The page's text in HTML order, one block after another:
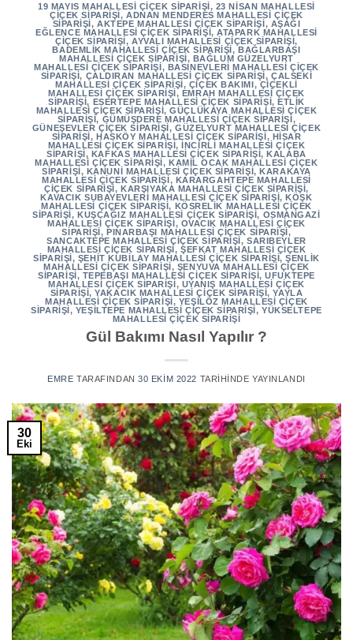
19 MAYIS MAHALLESI ÇIÇEK SIPARIŞI, 23 NISAN MAHALLESI
ÇIÇEK SIPARIŞI,ADNAN MENDERES MAHALLESI ÇIÇEK
SIPARIŞI,AKTEPE MAHALLESI ÇIÇEK SIPARIŞI, AŞAĞI
EĞLENCE MAHALLESI ÇIÇEK SIPARIŞI,ATAPARK MAHALLESI
ÇIÇEK SIPARIŞI,AYVALI MAHALLESI ÇIÇEK SIPARIŞI,
BADEMLIK MAHALLESI ÇIÇEK SIPARIŞI, BAĞLARBAŞI
MAHALLESI ÇIÇEK SIPARIŞI, BAĞLUM GÜZELYURT
MAHALLESI ÇIÇEK SIPARIŞI, BASINEVLERI MAHALLESI ÇIÇEK
SIPARIŞI, ÇALDIRAN MAHALLESI ÇIÇEK SIPARIŞI,ÇALSEKI
MAHALLESI ÇIÇEK SIPARIŞI, ÇIÇEK BAKIMI, ÇIÇEKLI
MAHALLESI ÇIÇEK SIPARIŞI, EMRAH MAHALLESI ÇIÇEK
SIPARIŞI, ESERTEPE MAHALLESI ÇIÇEK SIPARIŞI,ETLIK
MAHALLESI ÇIÇEK SIPARIŞI,GÜÇLÜKAYA MAHALLESI ÇIÇEK
SIPARIŞI, GÜMÜŞDERE MAHALLESI ÇIÇEK SIPARIŞI,
GÜNEŞEVLER ÇIÇEK SIPARIŞI,GÜZELYURT MAHALLESI ÇIÇEK
SIPARIŞI,HASKÖY MAHALLESI ÇIÇEK SIPARIŞI, HISAR
MAHALLESI ÇIÇEK SIPARIŞI,İNCIRLI MAHALLESI ÇIÇEK
SIPARIŞI, KAFKAS MAHALLESI ÇIÇEK SIPARIŞI,KALABA
MAHALLESI ÇIÇEK SIPARIŞI, KAMIL OCAK MAHALLESI ÇIÇEK
SIPARIŞI, KANUNI MAHALLESI ÇIÇEK SIPARIŞI,KARAKAYA
MAHALLESI ÇIÇEK SIPARIŞI, KARARGAHTEPE MAHALLESI
ÇIÇEK SIPARIŞI,KARŞIYAKA MAHALLESI ÇIÇEK SIPARIŞI,
KAVACIK SUBAYEVLERI MAHALLESI ÇIÇEK SIPARIŞI,KÖŞK
MAHALLESI ÇIÇEK SIPARIŞI, KÖSRELIK MAHALLESI ÇIÇEK
SIPARIŞI, KUŞCAĞIZ MAHALLESI ÇIÇEK SIPARIŞI, OSMANGAZI
MAHALLESI ÇIÇEK SIPARIŞI, OVACIK MAHALLESI ÇIÇEK
SIPARIŞI, PINARBAŞI MAHALLESI ÇIÇEK SIPARIŞI,
SANCAKTEPE MAHALLESI ÇIÇEK SIPARIŞI,SARIBEYLER
MAHALLESI ÇIÇEK SIPARIŞI,ŞEFKAT MAHALLESI ÇIÇEK
SIPARIŞI, ŞEHIT KUBILAY MAHALLESI ÇIÇEK SIPARIŞI,ŞENLIK
MAHALLESI ÇIÇEK SIPARIŞI, ŞENYUVA MAHALLESI ÇIÇEK
SIPARIŞI, TEPEBAŞI MAHALLESI ÇIÇEK SIPARIŞI,UFUKTEPE
MAHALLESI ÇIÇEK SIPARIŞI, UYANIŞ MAHALLESI ÇIÇEK
SIPARIŞI,YAKACIK MAHALLESI ÇIÇEK SIPARIŞI,YAYLA
MAHALLESI ÇIÇEK SIPARIŞI, YEŞILÖZ MAHALLESI ÇIÇEK
SIPARIŞI, YEŞILTEPE MAHALLESI ÇIÇEK SIPARIŞI,YÜKSELTEPE
MAHALLESI ÇIÇEK SIPARIŞI
Gül Bakımı Nasıl Yapılır ?
EMRE TARAFINDAN 30 EKIM 2022 TARIHINDE YAYINLANDI
30
Eki